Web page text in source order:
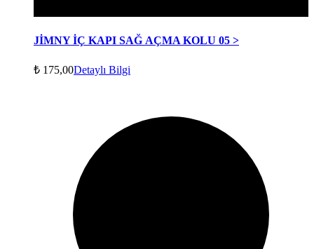
JİMNY İÇ KAPI SAĞ AÇMA KOLU 05 >
₺ 175,00Detaylı Bilgi